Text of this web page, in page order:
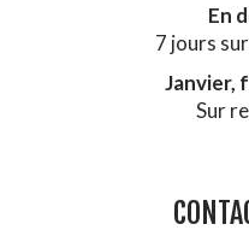
En
7 jours
Janvier,
Sur